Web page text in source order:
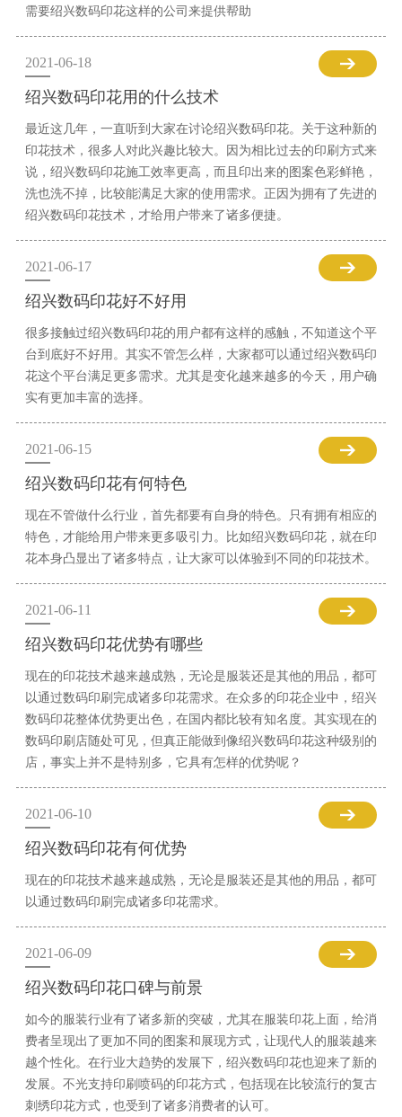
需要绍兴数码印花这样的公司来提供帮助
2021-06-18
绍兴数码印花用的什么技术
最近这几年，一直听到大家在讨论绍兴数码印花。关于这种新的
印花技术，很多人对此兴趣比较大。因为相比过去的印刷方式来
说，绍兴数码印花施工效率更高，而且印出来的图案色彩鲜艳，
洗也洗不掉，比较能满足大家的使用需求。正因为拥有了先进的
绍兴数码印花技术，才给用户带来了诸多便捷。
2021-06-17
绍兴数码印花好不好用
很多接触过绍兴数码印花的用户都有这样的感触，不知道这个平
台到底好不好用。其实不管怎么样，大家都可以通过绍兴数码印
花这个平台满足更多需求。尤其是变化越来越多的今天，用户确
实有更加丰富的选择。
2021-06-15
绍兴数码印花有何特色
现在不管做什么行业，首先都要有自身的特色。只有拥有相应的
特色，才能给用户带来更多吸引力。比如绍兴数码印花，就在印
花本身凸显出了诸多特点，让大家可以体验到不同的印花技术。
2021-06-11
绍兴数码印花优势有哪些
现在的印花技术越来越成熟，无论是服装还是其他的用品，都可
以通过数码印刷完成诸多印花需求。在众多的印花企业中，绍兴
数码印花整体优势更出色，在国内都比较有知名度。其实现在的
数码印刷店随处可见，但真正能做到像绍兴数码印花这种级别的
店，事实上并不是特别多，它具有怎样的优势呢？
2021-06-10
绍兴数码印花有何优势
现在的印花技术越来越成熟，无论是服装还是其他的用品，都可
以通过数码印刷完成诸多印花需求。
2021-06-09
绍兴数码印花口碑与前景
如今的服装行业有了诸多新的突破，尤其在服装印花上面，给消
费者呈现出了更加不同的图案和展现方式，让现代人的服装越来
越个性化。在行业大趋势的发展下，绍兴数码印花也迎来了新的
发展。不光支持印刷喷码的印花方式，包括现在比较流行的复古
刺绣印花方式，也受到了诸多消费者的认可。